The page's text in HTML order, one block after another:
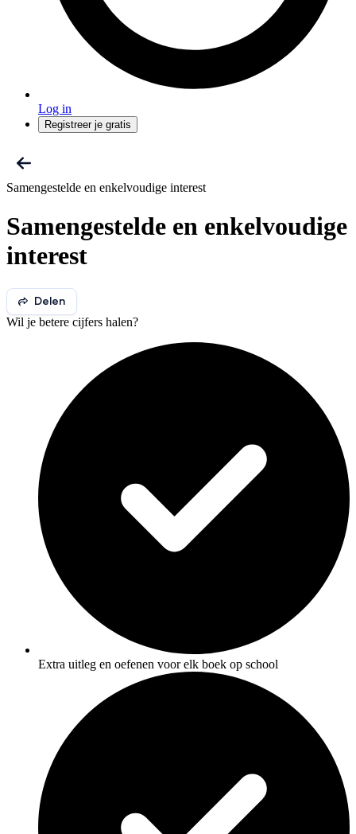
Log in
Registreer je gratis
Samengestelde en enkelvoudige interest
Samengestelde en enkelvoudige
interest
Delen
Wil je betere cijfers halen?
Extra uitleg en oefenen voor elk boek op school